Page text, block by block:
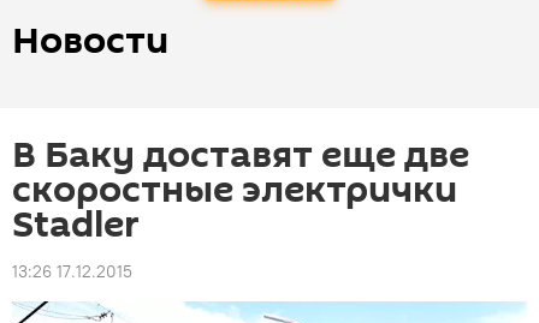
Новости
В Баку доставят еще две
скоростные электрички
Stadler
13:26 17.12.2015